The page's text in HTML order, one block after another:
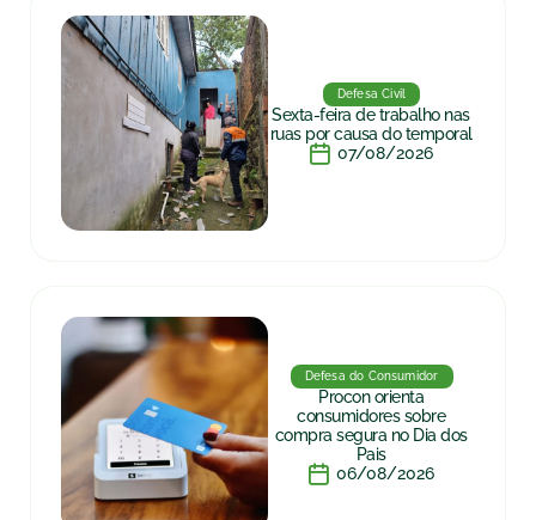
Defesa Civil
Sexta-feira de trabalho nas
ruas por causa do temporal
07/08/2026
Defesa do Consumidor
Procon orienta
consumidores sobre
compra segura no Dia dos
Pais
06/08/2026